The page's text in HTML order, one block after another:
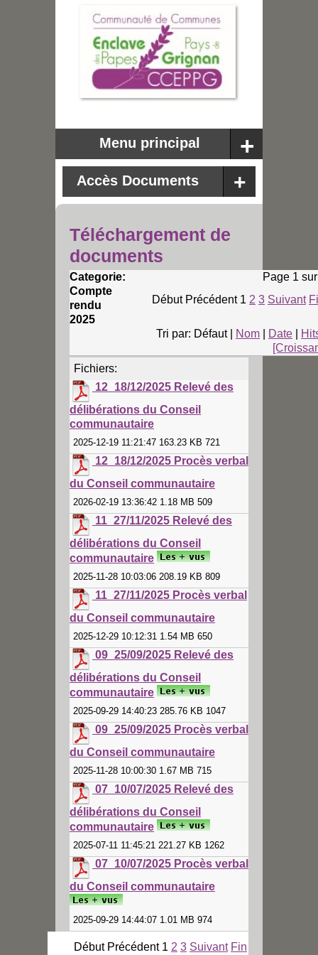
Menu principal
Accès Documents
Téléchargement de
documents
Categorie:
Compte
rendu
2025
Page 1
Début Précédent 1 2 3 Suivant
Tri par: Défaut | Nom Date
Fichiers:
12_18/12/2025 Relevé des
délibérations du Conseil
communautaire
2025-12-19 11:21:47 163.23 KB 721
12_18/12/2025 Procès verbal
du Conseil communautaire
2026-02-19 13:36:42 1.18 MB 509
11_27/11/2025 Relevé des
délibérations du Conseil
communautaire
2025-11-28 10:03:06 208.19 KB 809
11_27/11/2025 Procès verbal
du Conseil communautaire
2025-12-29 10:12:31 1.54 MB 650
09_25/09/2025 Relevé des
délibérations du Conseil
communautaire
2025-09-29 14:40:23 285.76 KB 1047
09_25/09/2025 Procès verbal
du Conseil communautaire
2025-11-28 10:00:30 1.67 MB 715
07_10/07/2025 Relevé des
délibérations du Conseil
communautaire
2025-07-11 11:45:21 221.27 KB 1262
07_10/07/2025 Procès verbal
du Conseil communautaire
2025-09-29 14:44:07 1.01 MB 974
Début Précédent 1 2 3 Suivant Fin